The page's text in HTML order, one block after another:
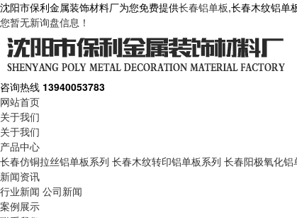
沈阳市保利金属装饰材料厂为您免费提供长春铝单板,长春木纹铝单
您暂无新询盘信息！
咨询热线 13940053783
网站首页
关于我们
关于我们
产品中心
长春仿铜拉丝铝单板系列 长春木纹转印铝单板系列 长春阳极氧化铝
新闻资讯
行业新闻 公司新闻
案例展示